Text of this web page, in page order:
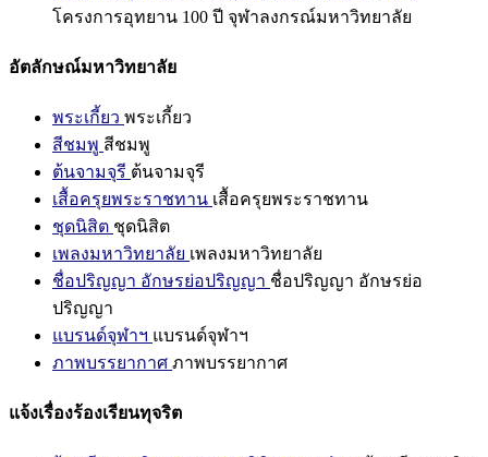
โครงการอุทยาน 100 ปี จุฬาลงกรณ์มหาวิทยาลัย
อัตลักษณ์มหาวิทยาลัย
พระเกี้ยว พระเกี้ยว
สีชมพู สีชมพู
ต้นจามจุรี ต้นจามจุรี
เสื้อครุยพระราชทาน เสื้อครุยพระราชทาน
ชุดนิสิต ชุดนิสิต
เพลงมหาวิทยาลัย เพลงมหาวิทยาลัย
ชื่อปริญญา อักษรย่อปริญญา ชื่อปริญญา อักษรย่อ
ปริญญา
แบรนด์จุฬาฯ แบรนด์จุฬาฯ
ภาพบรรยากาศ ภาพบรรยากาศ
แจ้งเรื่องร้องเรียนทุจริต